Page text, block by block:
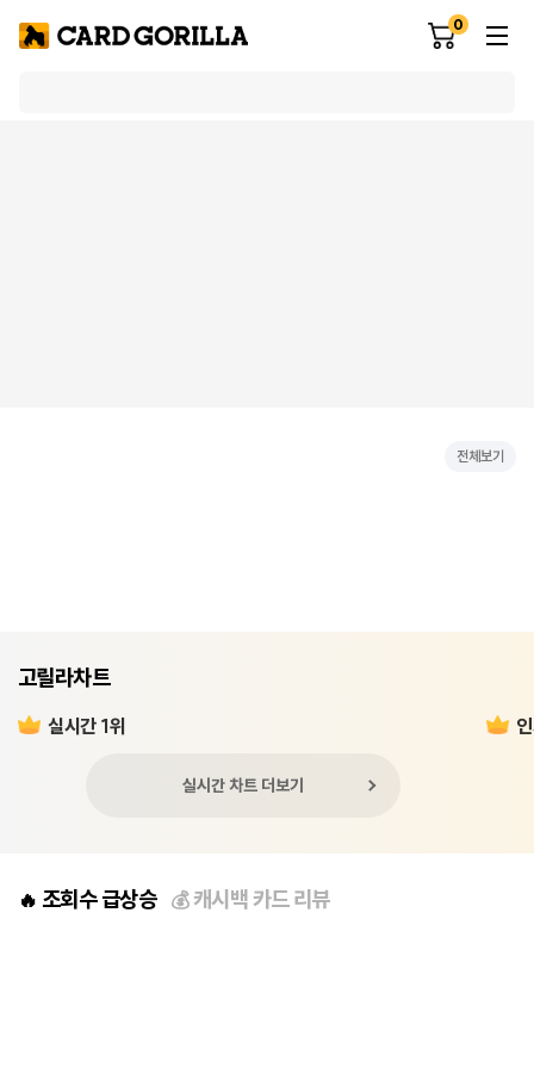
0
전체보기
고릴라차트
실시간 1위
실시간 차트 더보기
🔥 조회수 급상승 💰캐시백 카드 리뷰